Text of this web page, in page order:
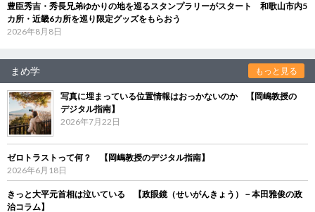
豊臣秀吉・秀長兄弟ゆかりの地を巡るスタンプラリーがスタート 和歌山市内5
カ所・近畿6カ所を巡り限定グッズをもらおう
2026年8月8日
まめ学 もっと見る
写真に埋まっている位置情報はおっかないのか 【岡嶋教授の
デジタル指南】
2026年7月22日
ゼロトラストって何？ 【岡嶋教授のデジタル指南】
2026年6月18日
きっと大平元首相は泣いている 【政眼鏡（せいがんきょう）－本田雅俊の政
治コラム】